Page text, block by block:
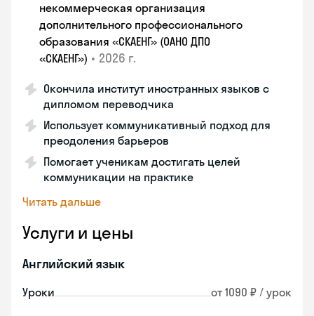
некоммерческая организация
дополнительного профессионального
образования «СКАЕНГ» (ОАНО ДПО
«СКАЕНГ») • 2026 г.
Окончила институт иностранных языков с
дипломом переводчика
Использует коммуникативный подход для
преодоления барьеров
Помогает ученикам достигать целей
коммуникации на практике
Читать дальше
Услуги и цены
Английский язык
Уроки от 1090 ₽ / урок